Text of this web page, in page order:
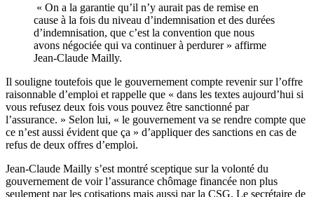
« On a la garantie qu’il n’y aurait pas de remise en
cause à la fois du niveau d’indemnisation et des durées
d’indemnisation, que c’est la convention que nous
avons négociée qui va continuer à perdurer » affirme
Jean-Claude Mailly.
Il souligne toutefois que le gouvernement compte revenir sur l’offre
raisonnable d’emploi et rappelle que « dans les textes aujourd’hui si
vous refusez deux fois vous pouvez être sanctionné par
l’assurance. » Selon lui, « le gouvernement va se rendre compte que
ce n’est aussi évident que ça » d’appliquer des sanctions en cas de
refus de deux offres d’emploi.
Jean-Claude Mailly s’est montré sceptique sur la volonté du
gouvernement de voir l’assurance chômage financée non plus
seulement par les cotisations mais aussi par la CSG. Le secrétaire de